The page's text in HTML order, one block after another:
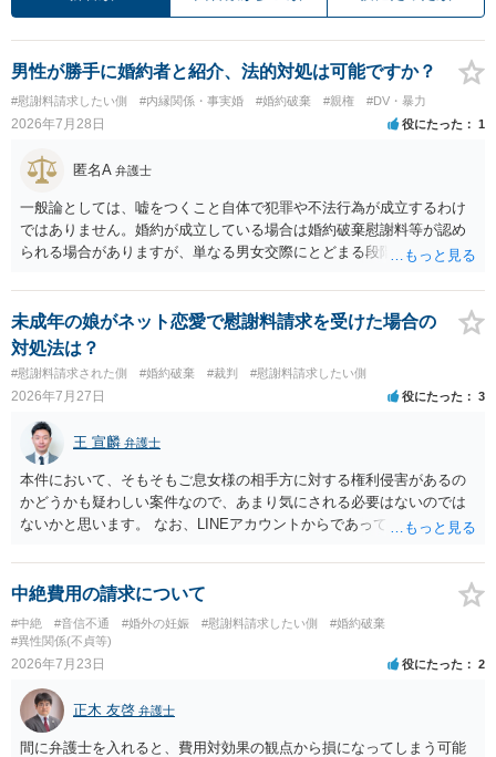
男性が勝手に婚約者と紹介、法的対処は可能ですか？
#慰謝料請求したい側 #内縁関係・事実婚 #婚約破棄 #親権 #DV・暴力
2026年7月28日 役にたった 1
匿名A 弁護士
一般論としては、嘘をつくこと自体で犯罪や不法行為が成立するわけ
ではありません。婚約が成立している場合は婚約破棄慰謝料等が認め
られる場合がありますが、単なる男女交際にとどまる段階の場合、独
慰謝料は生じないことが多いと思われます。 お怒りはごもっともです
が、仮に交際を進めたとしても後に相手を信頼できなくなる可能性が
高かったということですので、むしろ結婚しなくてよかったと割り切
って、交際を終わらせるのがよいと思います。
未成年の娘がネット恋愛で慰謝料請求を受けた場合の
対処法は？
#慰謝料請求された側 #婚約破棄 #裁判 #慰謝料請求したい側
2026年7月27日 役にたった 3
王 宣麟 弁護士
本件において、そもそもご息女様の相手方に対する権利侵害があるの
かどうかも疑わしい案件なので、あまり気にされる必要はないのでは
ないかと思います。 なお、LINEアカウントからであっても、そこに紐
るパターンはありえるものの、本件のような精神的損害が発生したと
明確にいえないような案件において開示がなされる可能性も低いので
中絶費用の請求について
#中絶 #音信不通 #婚外の妊娠 #慰謝料請求したい側
#婚約破棄
#異性関係(不貞等)
2026年7月23日 役にたった 2
正木 友啓 弁護士
間に弁護士を入れると、費用対効果の観点から損になってしまう可能